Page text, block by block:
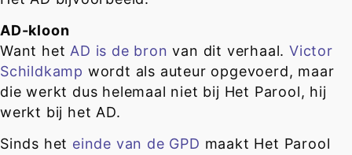
AD-kloon
Want het AD is de bron van dit verhaal.Victor
Schildkamp wordt als auteur opgevoerd, maar
die werkt dus helemaal niet bij Het Parool, hij
werkt bij het AD.
Sinds het einde van de GPD maakt Het Parool